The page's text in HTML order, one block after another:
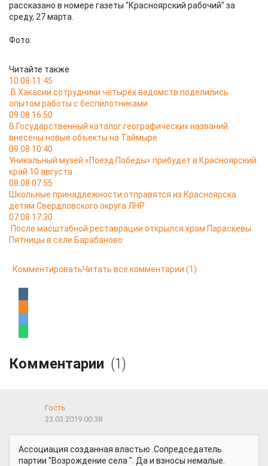
рассказано в номере газеты "Красноярский рабочий" за
среду, 27 марта.
Фото:
Читайте также
10.08 11:45
В Хакасии сотрудники четырёх ведомств поделились
опытом работы с беспилотниками
09.08 16:50
В Государственный каталог географических названий
внесены новые объекты на Таймыре
09.08 10:40
Уникальный музей «Поезд Победы» прибудет в Красноярский
край 10 августа
08.08 07:55
Школьные принадлежности отправятся из Красноярска
детям Свердловского округа ЛНР
07.08 17:30
После масштабной реставрации открылся храм Параскевы
Пятницы в селе Барабаново
КомментироватьЧитать все комментарии (1)
Комментарии (1)
Гость
23.03.2019 00:38
Ассоциация созданная властью .Сопредседатель
партии "Возрождение села ". Да и взносы немалые.